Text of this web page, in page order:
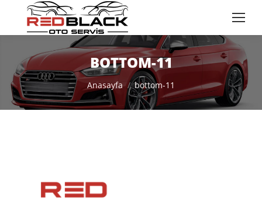
BOTTOM-11
You are here:
Anasayfa bottom-11